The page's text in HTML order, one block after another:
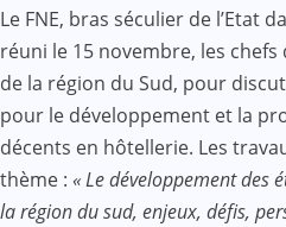
Le FNE, bras séculier de l’Etat
réuni le 15 novembre, les
de la région du Sud, pour
pour le développement et la
décents en hôtellerie. Les
thème : « Le développement des
la région du sud, enjeux, défis,